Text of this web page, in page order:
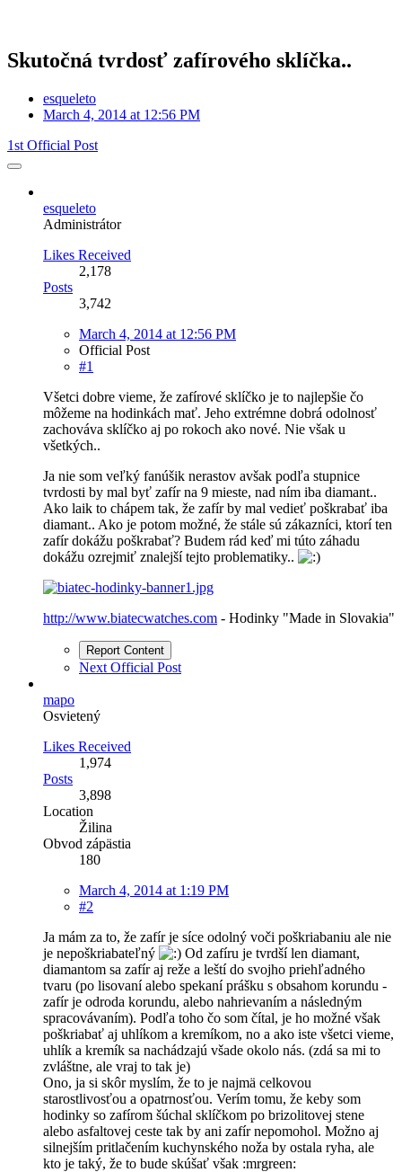
Skutočná tvrdosť zafírového sklíčka..
esqueleto
March 4, 2014 at 12:56 PM
1st Official Post
esqueleto
Administrátor
Likes Received
2,178
Posts
3,742
March 4, 2014 at 12:56 PM
Official Post
#1
Všetci dobre vieme, že zafírové sklíčko je to najlepšie čo
môžeme na hodinkách mať. Jeho extrémne dobrá odolnosť
zachováva sklíčko aj po rokoch ako nové. Nie však u
všetkých..
Ja nie som veľký fanúšik nerastov avšak podľa stupnice
tvrdosti by mal byť zafír na 9 mieste, nad ním iba diamant..
Ako laik to chápem tak, že zafír by mal vedieť poškrabať iba
diamant.. Ako je potom možné, že stále sú zákazníci, ktorí ten
zafír dokážu poškrabať? Budem rád keď mi túto záhadu
dokážu ozrejmiť znalejší tejto problematiky..
http://www.biatecwatches.com - Hodinky "Made in Slovakia"
Report Content
Next Official Post
mapo
Osvietený
Likes Received
1,974
Posts
3,898
Location
Žilina
Obvod zápästia
180
March 4, 2014 at 1:19 PM
#2
Ja mám za to, že zafír je síce odolný voči poškriabaniu ale nie
je nepoškriabateľný
Od zafíru je tvrdší len diamant,
diamantom sa zafír aj reže a leští do svojho priehľadného
tvaru (po lisovaní alebo spekaní prášku s obsahom korundu -
zafír je odroda korundu, alebo nahrievaním a následným
spracovávaním). Podľa toho čo som čítal, je ho možné však
poškriabať aj uhlíkom a kremíkom, no a ako iste všetci vieme,
uhlík a kremík sa nachádzajú všade okolo nás. (zdá sa mi to
zvláštne, ale vraj to tak je)
Ono, ja si skôr myslím, že to je najmä celkovou
starostlivosťou a opatrnosťou. Verím tomu, že keby som
hodinky so zafírom šúchal sklíčkom po brizolitovej stene
alebo asfaltovej ceste tak by ani zafír nepomohol. Možno aj
silnejším pritlačením kuchynského noža by ostala ryha, ale
kto je taký, že to bude skúšať však :mrgreen: